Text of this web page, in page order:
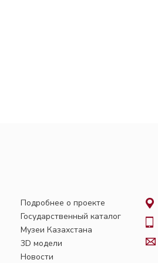
Подробнее о проекте
Государственный каталог
Музеи Казахстана
3D модели
Новости